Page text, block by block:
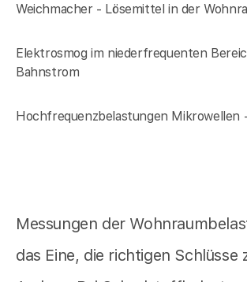
Weichmacher - Lösemittel in der
Elektrosmog im niederfrequenten
Bahnstrom
Hochfrequenzbelastungen Mikrowellen
Messungen der
das Eine, die richtigen Schlüsse